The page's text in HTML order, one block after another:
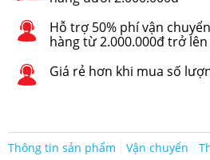
Hỗ trợ 50% phí vận
hàng từ 2.000.000đ trở lên
Giá rẻ hơn khi mua số
Thông tin sản phẩm Vận chuyển